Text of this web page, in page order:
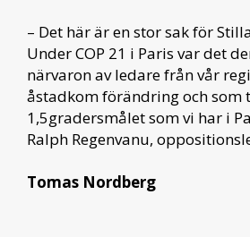
– Det här är en stor sak för
Under COP 21 i Paris var det
närvaron av ledare från vår
åstadkom förändring och som
1,5gradersmålet som vi har i
Ralph Regenvanu,
Tomas Nordberg